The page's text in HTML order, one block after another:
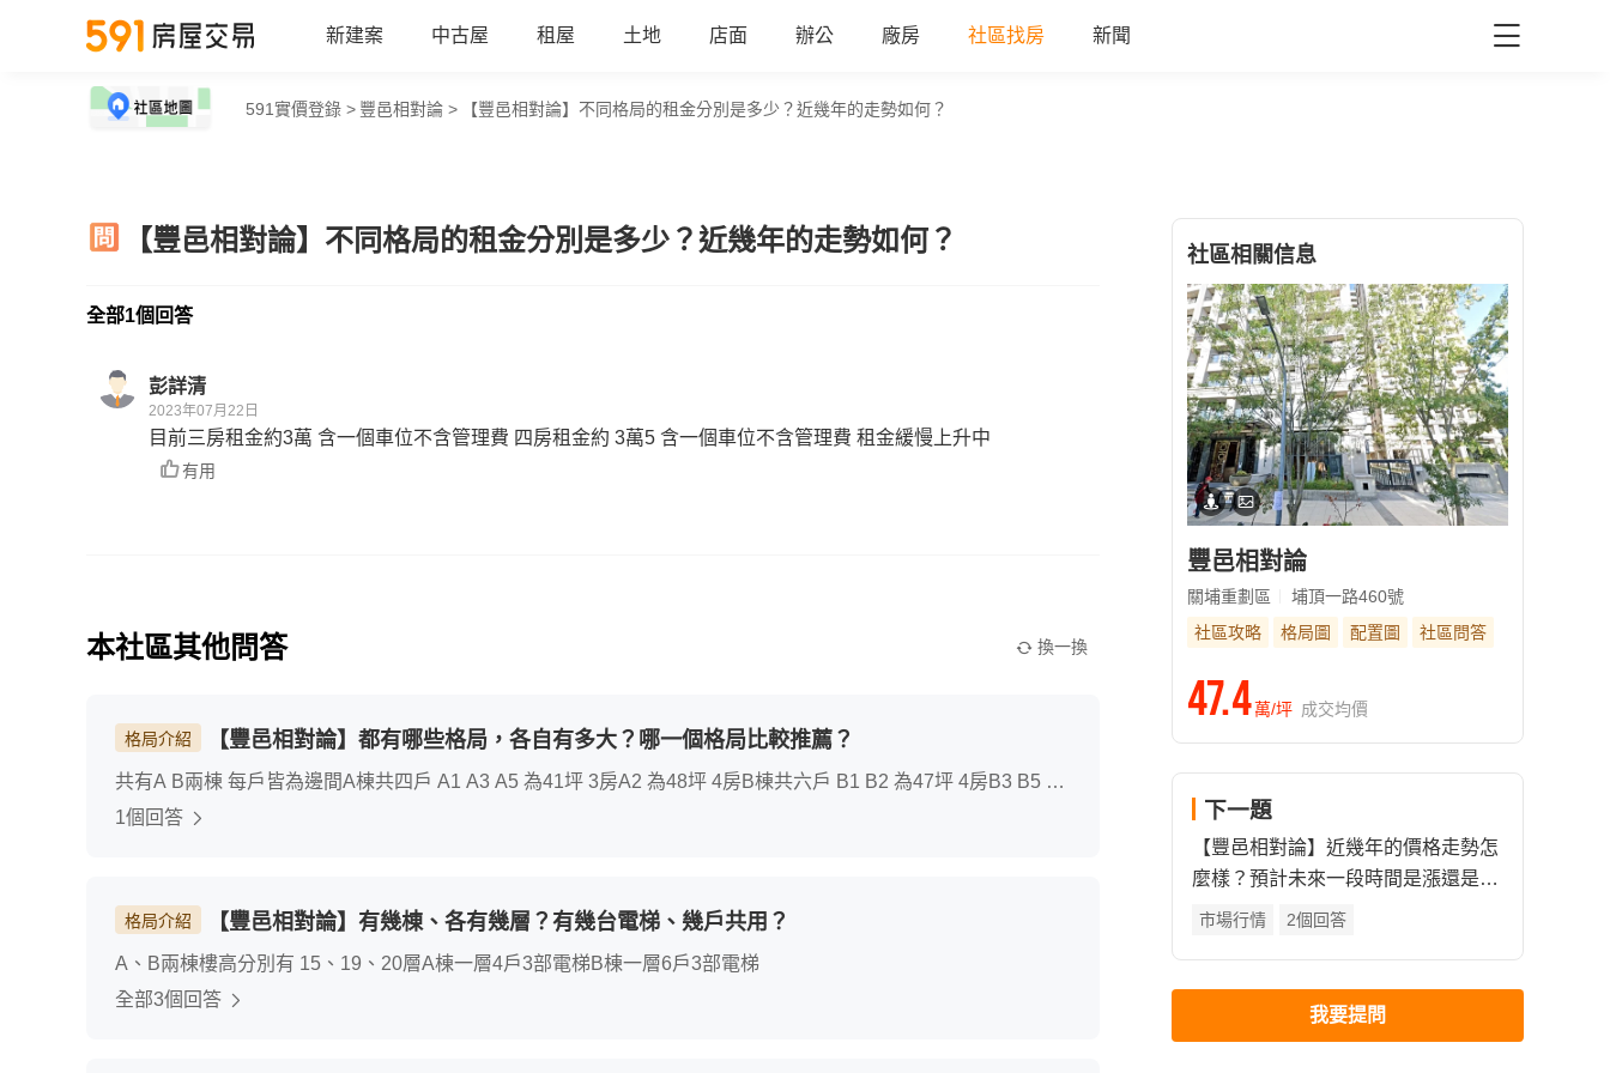
新建案 中古屋 租屋 土地 店面 辦公 廠房 社區找房 新聞
591實價登錄 > 豐邑相對論 > 【豐邑相對論】不同格局的租金分別是多少？近幾年的走勢如何？
【豐邑相對論】不同格局的租金分別是多少？近幾年的走勢如何？
全部1個回答
彭詳清
2023年07月22日
目前三房租金約3萬 含一個車位不含管理費 四房租金約 3萬5 含一個車位不含管理費 租金緩慢上升中
有用
本社區其他問答 換一換
格局介紹 【豐邑相對論】都有哪些格局，各自有多大？哪一個格局比較推薦？
共有A B兩棟 每戶皆為邊間A棟共四戶 A1 A3 A5 為41坪 3房A2 為48坪 4房B棟共六戶 B1 B2 為47坪 4房B3 B5 B6
B7 為39~41坪 3房
1個回答
格局介紹 【豐邑相對論】有幾棟、各有幾層？有幾台電梯、幾戶共用？
A、B兩棟樓高分別有 15、19、20層A棟一層4戶3部電梯B棟一層6戶3部電梯
全部3個回答
社區相關信息
豐邑相對論
關埔重劃區
埔頂一路460號
社區攻略
格局圖 配置圖 社區問答
47.4萬/坪 成交均價
下一題
【豐邑相對論】近幾年的價格走勢怎
麼樣？預計未來一段時間是漲還是
跌？
市場行情 2個回答
我要提問